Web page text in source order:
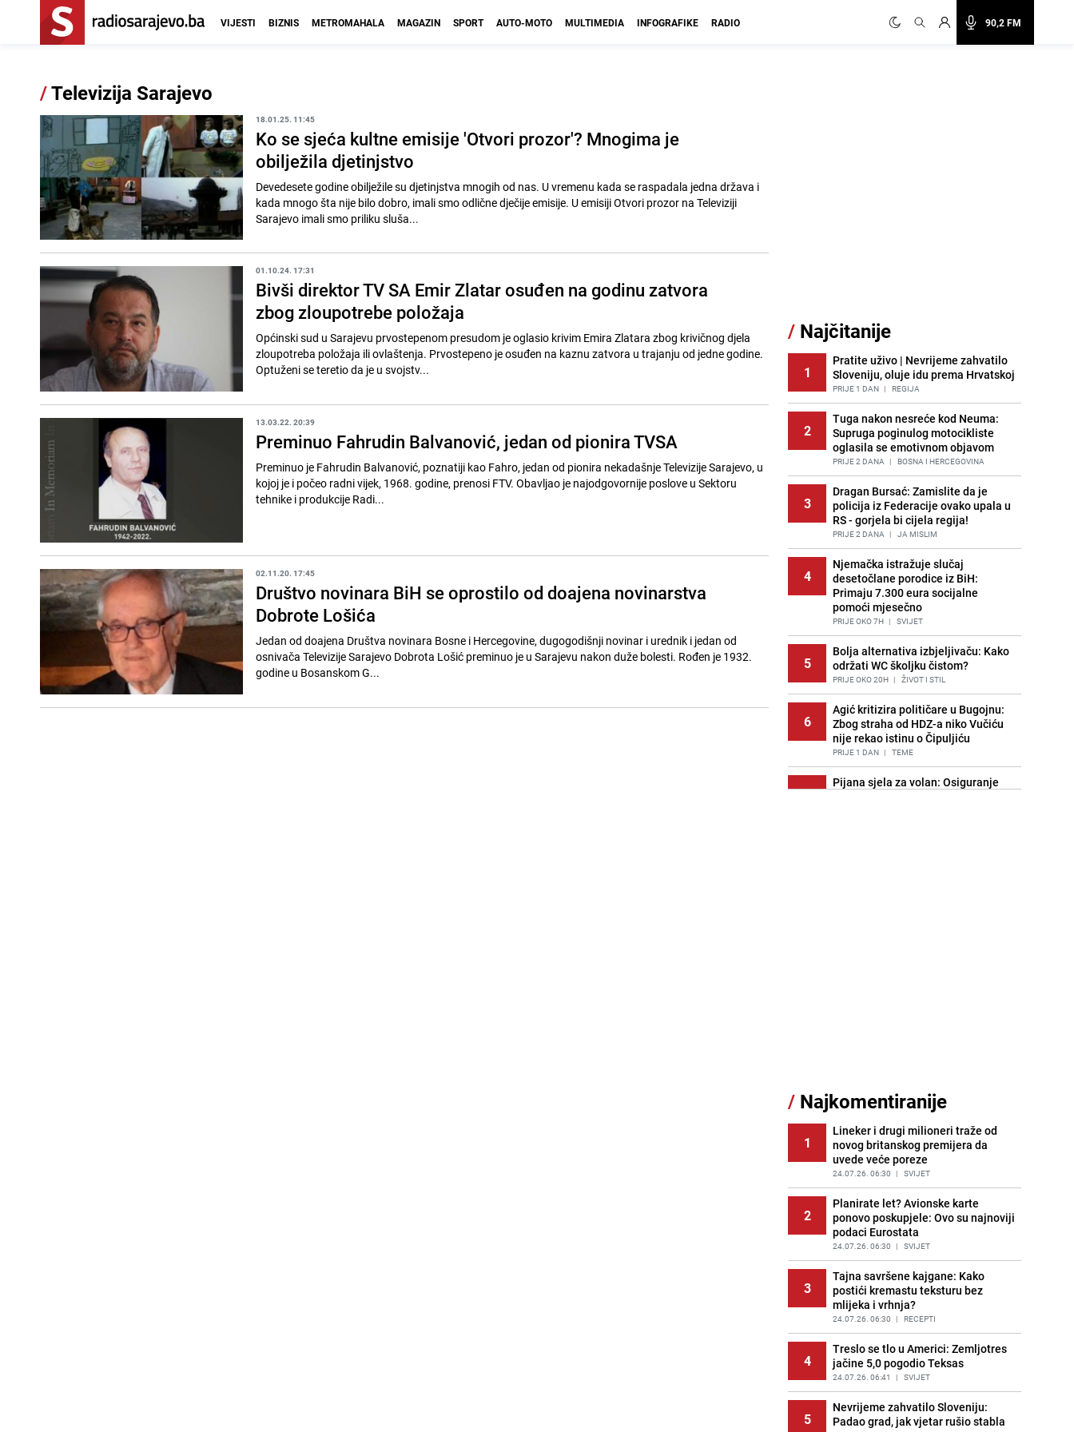
90,2 FM
VIJESTI BIZNIS METROMAHALA MAGAZIN SPORT AUTO-MOTO MULTIMEDIA INFOGRAFIKE RADIO
/Televizija Sarajevo
18.01.25. 11:45
Ko se sjeća kultne emisije 'Otvori prozor'? Mnogima je
obilježila djetinjstvo
Devedesete godine obilježile su djetinjstva mnogih od nas. U vremenu kada se raspadala jedna država i
kada mnogo šta nije bilo dobro, imali smo odlične dječije emisije. U emisiji Otvori prozor na Televiziji
Sarajevo imali smo priliku sluša...
01.10.24. 17:31
Bivši direktor TV SA Emir Zlatar osuđen na godinu zatvora
zbog zloupotrebe položaja
Općinski sud u Sarajevu prvostepenom presudom je oglasio krivim Emira Zlatara zbog krivičnog djela
zloupotreba položaja ili ovlaštenja. Prvostepeno je osuđen na kaznu zatvora u trajanju od jedne godine.
Optuženi se teretio da je u svojstv...
13.03.22. 20:39
Preminuo Fahrudin Balvanović, jedan od pionira TVSA
Preminuo je Fahrudin Balvanović, poznatiji kao Fahro, jedan od pionira nekadašnje Televizije Sarajevo, u
kojoj je i počeo radni vijek, 1968. godine, prenosi FTV. Obavljao je najodgovornije poslove u Sektoru
tehnike i produkcije Radi...
02.11.20. 17:45
Društvo novinara BiH se oprostilo od doajena novinarstva
Dobrote Lošića
Jedan od doajena Društva novinara Bosne i Hercegovine, dugogodišnji novinar i urednik i jedan od
osnivača Televizije Sarajevo Dobrota Lošić preminuo je u Sarajevu nakon duže bolesti. Rođen je 1932.
godine u Bosanskom G...
/ Najčitanije
1
Pratite uživo | Nevrijeme zahvatilo
Sloveniju, oluje idu prema Hrvatskoj
PRIJE 1 DAN | REGIJA
2
Tuga nakon nesreće kod Neuma:
Supruga poginulog motocikliste
oglasila se emotivnom objavom
PRIJE 2 DANA | BOSNA I HERCEGOVINA
3
Dragan Bursać: Zamislite da je
policija iz Federacije ovako upala u
RS - gorjela bi cijela regija!
PRIJE 2 DANA | JA MISLIM
4
Njemačka istražuje slučaj
desetočlane porodice iz BiH:
Primaju 7.300 eura socijalne
pomoći mjesečno
PRIJE OKO 7H | SVIJET
5
Bolja alternativa izbjeljivaču: Kako
održati WC školjku čistom?
PRIJE OKO 20H | ŽIVOT I STIL
6
Agić kritizira političare u Bugojnu:
Zbog straha od HDZ-a niko Vučiću
nije rekao istinu o Čipuljiću
PRIJE 1 DAN | TEME
7
Pijana sjela za volan: Osiguranje
jednostavan desert bez imalo muke
12
Pojavili su vam se mravi u kući? Bez
brige, ovo su najbolji načini da ih se
riješite
PRIJE 2 DANA | ŽIVOT I STIL
13
Kako izgleda travnjak stadiona
Koševo nakon tri koncerta Dine
Merlina
PRIJE 2 DANA | FOTO
14
Tajna savršenog makedonskog
ajvara: Stari recept za kremast i
bogat okus
PRIJE 1 DAN | RECEPTI
15
Ogromna potrošnja vode u dijelu
BiH: Inspektori krenuli u kontrole,
slijede kazne
PRIJE 2 DANA | BOSNA I HERCEGOVINA
/ Najkomentiranije
1
Lineker i drugi milioneri traže od
novog britanskog premijera da
uvede veće poreze
24.07.26. 06:30 | SVIJET
2
Planirate let? Avionske karte
ponovo poskupjele: Ovo su najnoviji
podaci Eurostata
24.07.26. 06:30 | SVIJET
3
Tajna savršene kajgane: Kako
postići kremastu teksturu bez
mlijeka i vrhnja?
24.07.26. 06:30 | RECEPTI
4
Treslo se tlo u Americi: Zemljotres
jačine 5,0 pogodio Teksas
24.07.26. 06:41 | SVIJET
5
Nevrijeme zahvatilo Sloveniju:
Padao grad, jak vjetar rušio stabla